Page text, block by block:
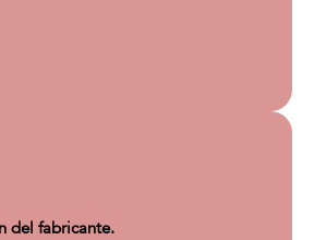
del fabricante.